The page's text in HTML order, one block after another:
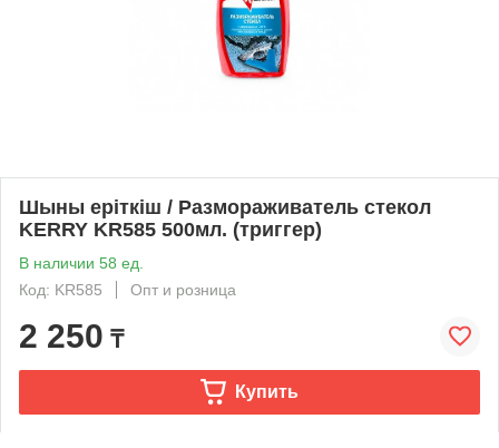
Шыны еріткіш / Размораживатель стекол
KERRY KR585 500мл. (триггер)
В наличии 58 ед.
Код: KR585
Опт и розница
2 250 ₸
Купить